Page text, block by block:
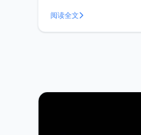
阅读全文